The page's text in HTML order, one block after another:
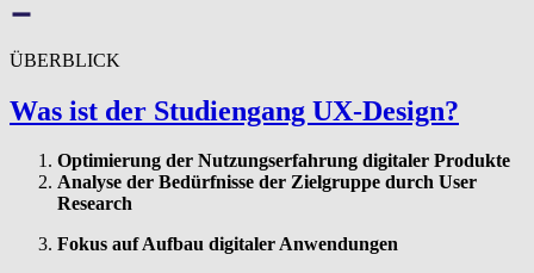
ÜBERBLICK
Was ist der Studiengang UX-Design?
Optimierung der Nutzungserfahrung digitaler Produkte
Analyse der Bedürfnisse der Zielgruppe durch User
Research
Fokus auf Aufbau digitaler Anwendungen